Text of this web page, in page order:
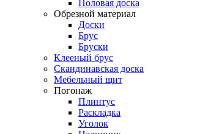
Половая доска
Обрезной материал
Доски
Брус
Бруски
Клееный брус
Скандинавская доска
Мебельный щит
Погонаж
Плинтус
Раскладка
Уголок